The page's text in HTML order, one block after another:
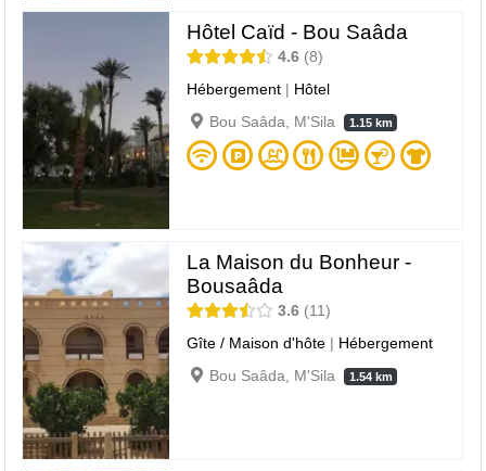
Hôtel Caïd - Bou Saâda
4.6 8
Hébergement | Hôtel
Bou Saâda, M'Sila
1.15 km
La Maison du Bonheur -
Bousaâda
3.6
11
Gîte / Maison d'hôte | Hébergement
Bou Saâda, M'Sila
1.54 km